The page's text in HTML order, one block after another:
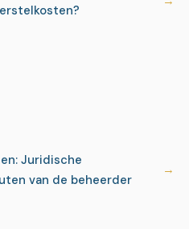
Juridische
van de beheerder